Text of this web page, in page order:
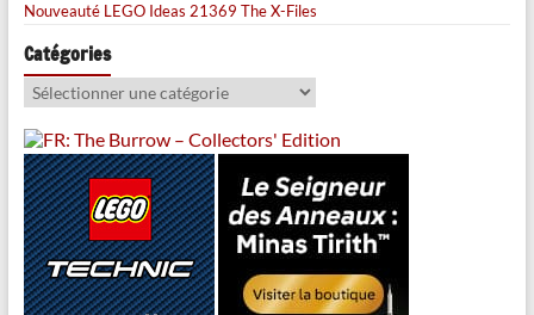
Nouveauté LEGO Ideas 21369 The X-Files
Catégories
Catégories